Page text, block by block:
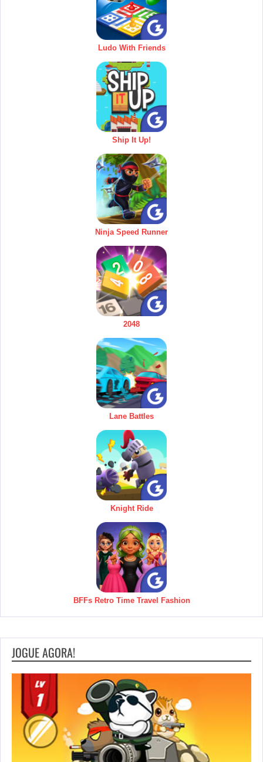
Ludo With Friends
Ship It Up!
Ninja Speed Runner
2048
Lane Battles
Knight Ride
BFFs Retro Time Travel Fashion
JOGUE AGORA!